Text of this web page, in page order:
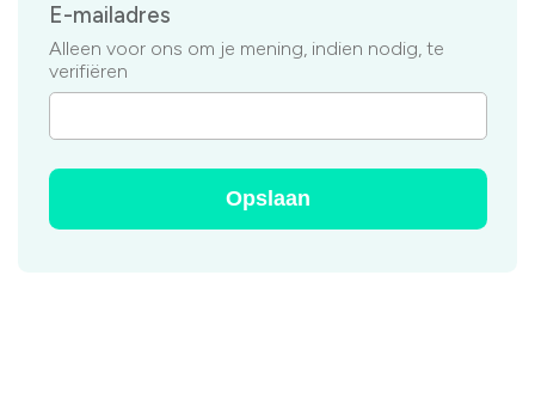
E-mailadres
Alleen voor ons om je mening, indien nodig, te
verifiëren